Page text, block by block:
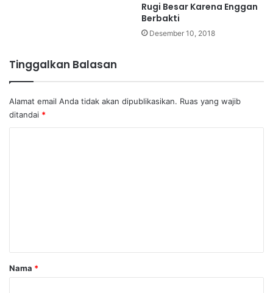
Rugi Besar Karena Enggan
Berbakti
Desember 10, 2018
Tinggalkan Balasan
Alamat email Anda tidak akan dipublikasikan. Ruas yang wajib
ditandai *
r
Nama *